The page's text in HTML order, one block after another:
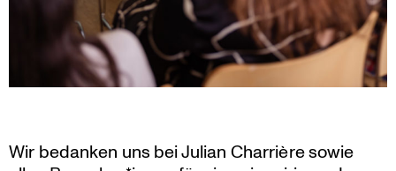
Wir bedanken uns bei Julian Charrière sowie